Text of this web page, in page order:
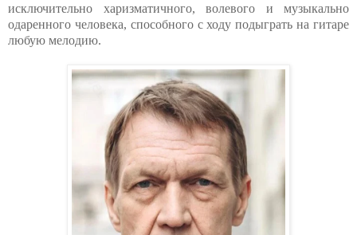
исключительно харизматичного, волевого и музыкально
одаренного человека, способного с ходу подыграть на гитаре
любую мелодию.